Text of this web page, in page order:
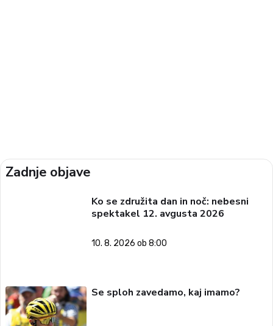
Zadnje objave
Ko se združita dan in noč: nebesni
spektakel 12. avgusta 2026
10. 8. 2026 ob 8:00
Se sploh zavedamo, kaj imamo?